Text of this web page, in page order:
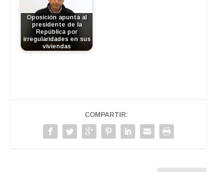
Oposición apunta al
presidente de la
República por
irregularidades en sus
viviendas
COMPARTIR: